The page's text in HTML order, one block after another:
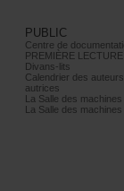
PUBLIC
PREMIÈRELECTURE
Divans-lits
autrices